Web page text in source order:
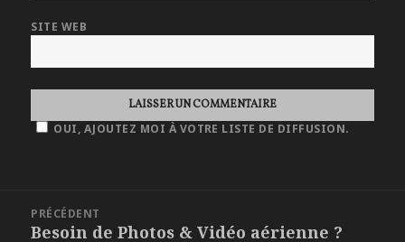
SITE WEB
OUI, AJOUTEZ MOI À VOTRE LISTE DE DIFFUSION.
PRÉCÉDENT
Article
Besoin de Photos & Vidéo aérienne ?